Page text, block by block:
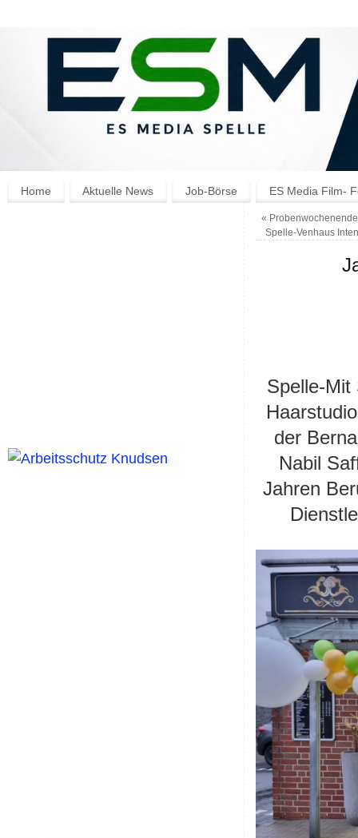
Home Aktuelle News Job-Börse ES Media Film-
«
Spelle-Venhaus
Spelle-Mit
der
Nabil
Jahren